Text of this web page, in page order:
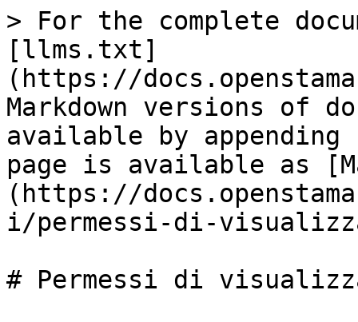
> For the complete
[llms.txt]
(https://
Markdown versions of
available by
page is available as
(https://
i/permessi-di-
# Permessi di